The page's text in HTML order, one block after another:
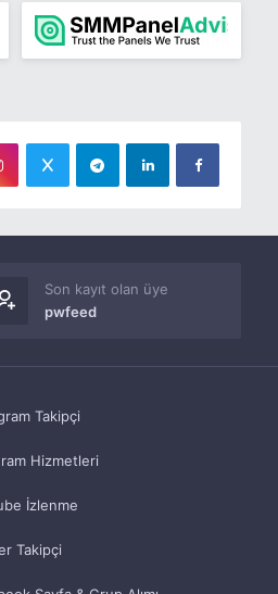
Son kayıt olan üye
pwfeed
Takipçi
Hizmetleri
İzlenme
Takipçi